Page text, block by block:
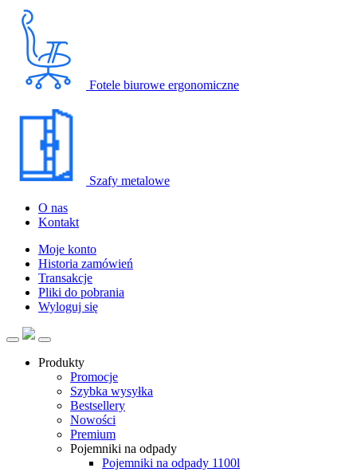
Fotele biurowe ergonomiczne
Szafy metalowe
O nas
Kontakt
Moje konto
Historia zamówień
Transakcje
Pliki do pobrania
Wyloguj się
Produkty
Promocje
Szybka wysyłka
Bestsellery
Nowości
Premium
Pojemniki na odpady
Pojemniki na odpady 1100l